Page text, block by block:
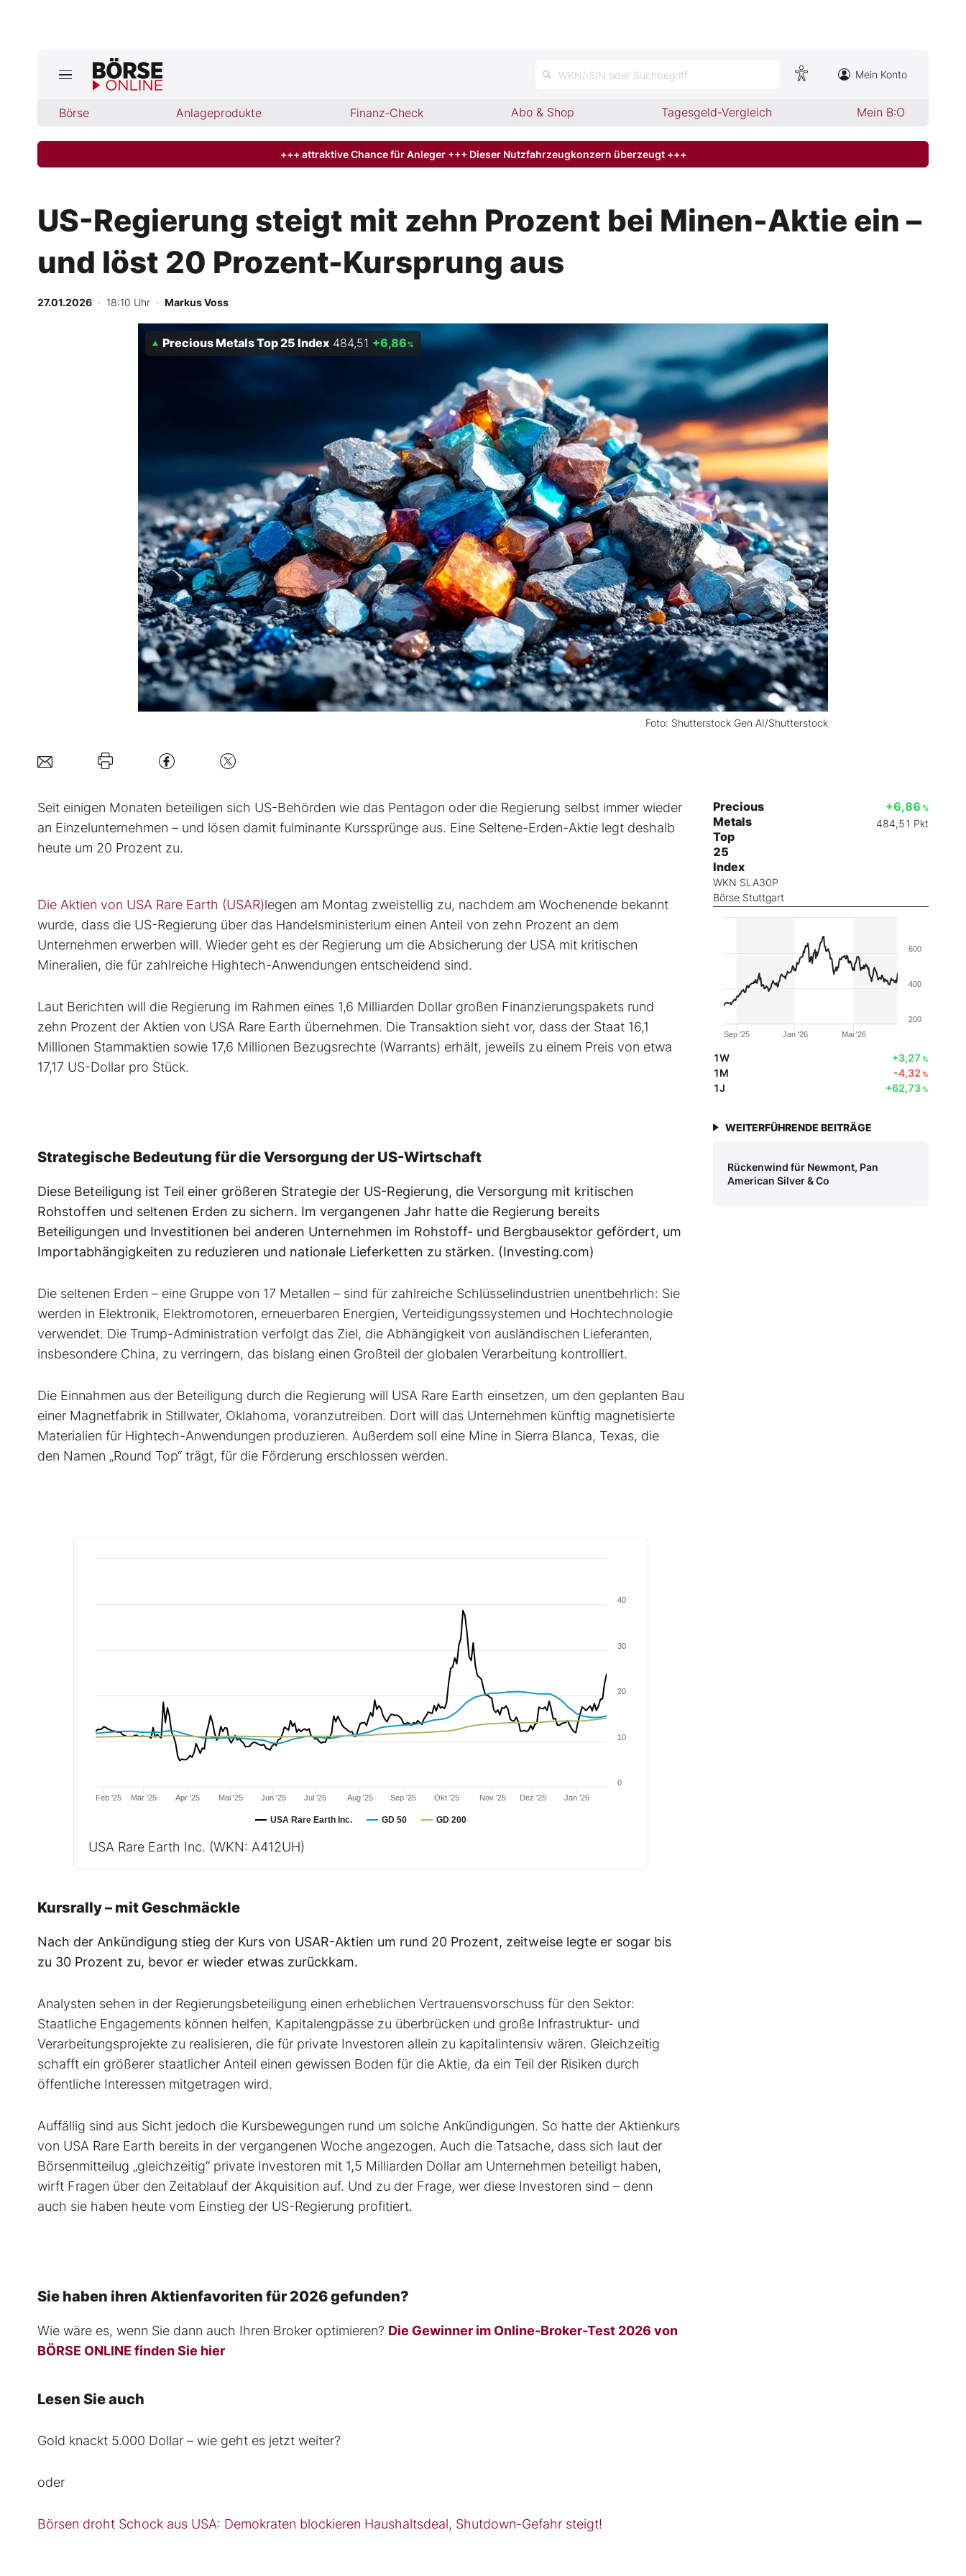
WKN/ISIN oder Suchbegriff Mein Konto
Börse Anlageprodukte Finanz-Check Abo & Shop Tagesgeld-Vergleich Mein B:O
Jetzt aktuelle Ausgabe BÖRSE ONLINE lesen
Finanz-Check
Abo & Shop
BO-Musterdepots
Experten
Kontakt
+++ attraktive Chance für Anleger +++ Dieser Nutzfahrzeugkonzern überzeugt +++
US-Regierung steigt mit zehn Prozent bei Minen-Aktie ein –
und löst 20 Prozent-Kursprung aus
27.01.2026 · 18:10 Uhr · Markus Voss
Foto: Shutterstock Gen AI/Shutterstock
Precious Metals Top 25 Index 484,51 +6,86%
Seit einigen Monaten beteiligen sich US-Behörden wie das Pentagon oder die Regierung selbst immer wieder
an Einzelunternehmen – und lösen damit fulminante Kurssprünge aus. Eine Seltene-Erden-Aktie legt deshalb
heute um 20 Prozent zu.
Die Aktien von USA Rare Earth (USAR)legen am Montag zweistellig zu, nachdem am Wochenende bekannt
wurde, dass die US-Regierung über das Handelsministerium einen Anteil von zehn Prozent an dem
Unternehmen erwerben will. Wieder geht es der Regierung um die Absicherung der USA mit kritischen
Mineralien, die für zahlreiche Hightech-Anwendungen entscheidend sind.
Laut Berichten will die Regierung im Rahmen eines 1,6 Milliarden Dollar großen Finanzierungspakets rund
zehn Prozent der Aktien von USA Rare Earth übernehmen. Die Transaktion sieht vor, dass der Staat 16,1
Millionen Stammaktien sowie 17,6 Millionen Bezugsrechte (Warrants) erhält, jeweils zu einem Preis von etwa
17,17 US-Dollar pro Stück.
Strategische Bedeutung für die Versorgung der US-Wirtschaft
Diese Beteiligung ist Teil einer größeren Strategie der US-Regierung, die Versorgung mit kritischen
Rohstoffen und seltenen Erden zu sichern. Im vergangenen Jahr hatte die Regierung bereits
Beteiligungen und Investitionen bei anderen Unternehmen im Rohstoff- und Bergbausektor gefördert, um
Importabhängigkeiten zu reduzieren und nationale Lieferketten zu stärken. (Investing.com)
Die seltenen Erden – eine Gruppe von 17 Metallen – sind für zahlreiche Schlüsselindustrien unentbehrlich: Sie
werden in Elektronik, Elektromotoren, erneuerbaren Energien, Verteidigungssystemen und Hochtechnologie
verwendet. Die Trump-Administration verfolgt das Ziel, die Abhängigkeit von ausländischen Lieferanten,
insbesondere China, zu verringern, das bislang einen Großteil der globalen Verarbeitung kontrolliert.
Die Einnahmen aus der Beteiligung durch die Regierung will USA Rare Earth einsetzen, um den geplanten Bau
einer Magnetfabrik in Stillwater, Oklahoma, voranzutreiben. Dort will das Unternehmen künftig magnetisierte
Materialien für Hightech-Anwendungen produzieren. Außerdem soll eine Mine in Sierra Blanca, Texas, die
den Namen „Round Top“ trägt, für die Förderung erschlossen werden.
USA Rare Earth Inc. GD 50 GD 200
Feb '25 Mär '25 Apr '25 Mai '25 Jun '25 Jul '25 Aug '25 Sep '25 Okt '25 Nov '25 Dez '25 Jan '26
0
10
20
30
40
USA Rare Earth Inc. (WKN: A412UH)
Kursrally – mit Geschmäckle
Nach der Ankündigung stieg der Kurs von USAR-Aktien um rund 20 Prozent, zeitweise legte er sogar bis
zu 30 Prozent zu, bevor er wieder etwas zurückkam.
Analysten sehen in der Regierungsbeteiligung einen erheblichen Vertrauensvorschuss für den Sektor:
Staatliche Engagements können helfen, Kapitalengpässe zu überbrücken und große Infrastruktur- und
Verarbeitungsprojekte zu realisieren, die für private Investoren allein zu kapitalintensiv wären. Gleichzeitig
schafft ein größerer staatlicher Anteil einen gewissen Boden für die Aktie, da ein Teil der Risiken durch
öffentliche Interessen mitgetragen wird.
Auffällig sind aus Sicht jedoch die Kursbewegungen rund um solche Ankündigungen. So hatte der Aktienkurs
von USA Rare Earth bereits in der vergangenen Woche angezogen. Auch die Tatsache, dass sich laut der
Börsenmitteilug „gleichzeitig“ private Investoren mit 1,5 Milliarden Dollar am Unternehmen beteiligt haben,
wirft Fragen über den Zeitablauf der Akquisition auf. Und zu der Frage, wer diese Investoren sind – denn
auch sie haben heute vom Einstieg der US-Regierung profitiert.
Sie haben ihren Aktienfavoriten für 2026 gefunden?
Wie wäre es, wenn Sie dann auch Ihren Broker optimieren? Die Gewinner im Online-Broker-Test 2026 von
BÖRSE ONLINE finden Sie hier
Lesen Sie auch
Gold knackt 5.000 Dollar – wie geht es jetzt weiter?
oder
Börsen droht Schock aus USA: Demokraten blockieren Haushaltsdeal, Shutdown-Gefahr steigt!
Precious
Metals
Top
25
Index
WKN SLA30P
Börse Stuttgart
+6,86 %
484,51 Pkt
Jan '26
Sep '25 Mai '26
200
400
600
1W +3,27 %
1M -4,32%
1J +62,73%
WEITERFÜHRENDE BEITRÄGE
Rückenwind für Newmont, Pan
American Silver & Co